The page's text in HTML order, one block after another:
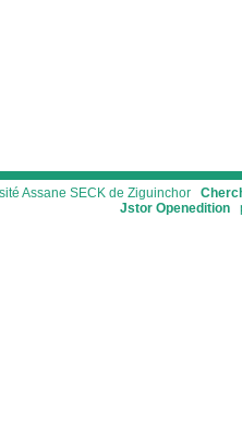
Assane SECK de Ziguinchor
Jstor Openedition